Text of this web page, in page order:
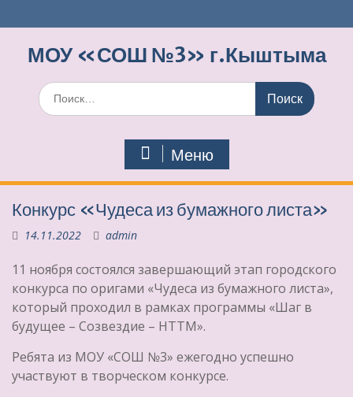
к
МОУ «СОШ №3» г.Кыштыма
Поиск
по:
Меню
Конкурс «Чудеса из бумажного листа»
14.11.2022 admin
11 ноября состоялся завершающий этап городского
конкурса по оригами «Чудеса из бумажного листа»,
который проходил в рамках программы «Шаг в
будущее – Созвездие – НТТМ».
Ребята из МОУ «СОШ №3» ежегодно успешно
участвуют в творческом конкурсе.